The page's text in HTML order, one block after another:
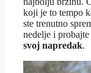
koji je to tempo
ste trenutno
nedelje i
svoj napredak.